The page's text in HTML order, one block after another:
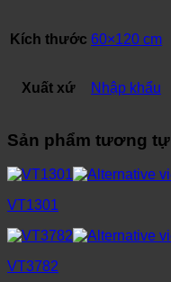
Kích thước 60×120 cm
Xuất xứ Nhập khẩu
Sản phẩm tương tự
VT1301
VT3782